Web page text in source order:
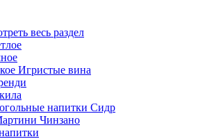
весь раздел
Игристые вина
напитки Сидр
Чинзано